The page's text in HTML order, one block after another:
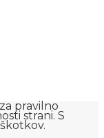
pravilno
strani. S